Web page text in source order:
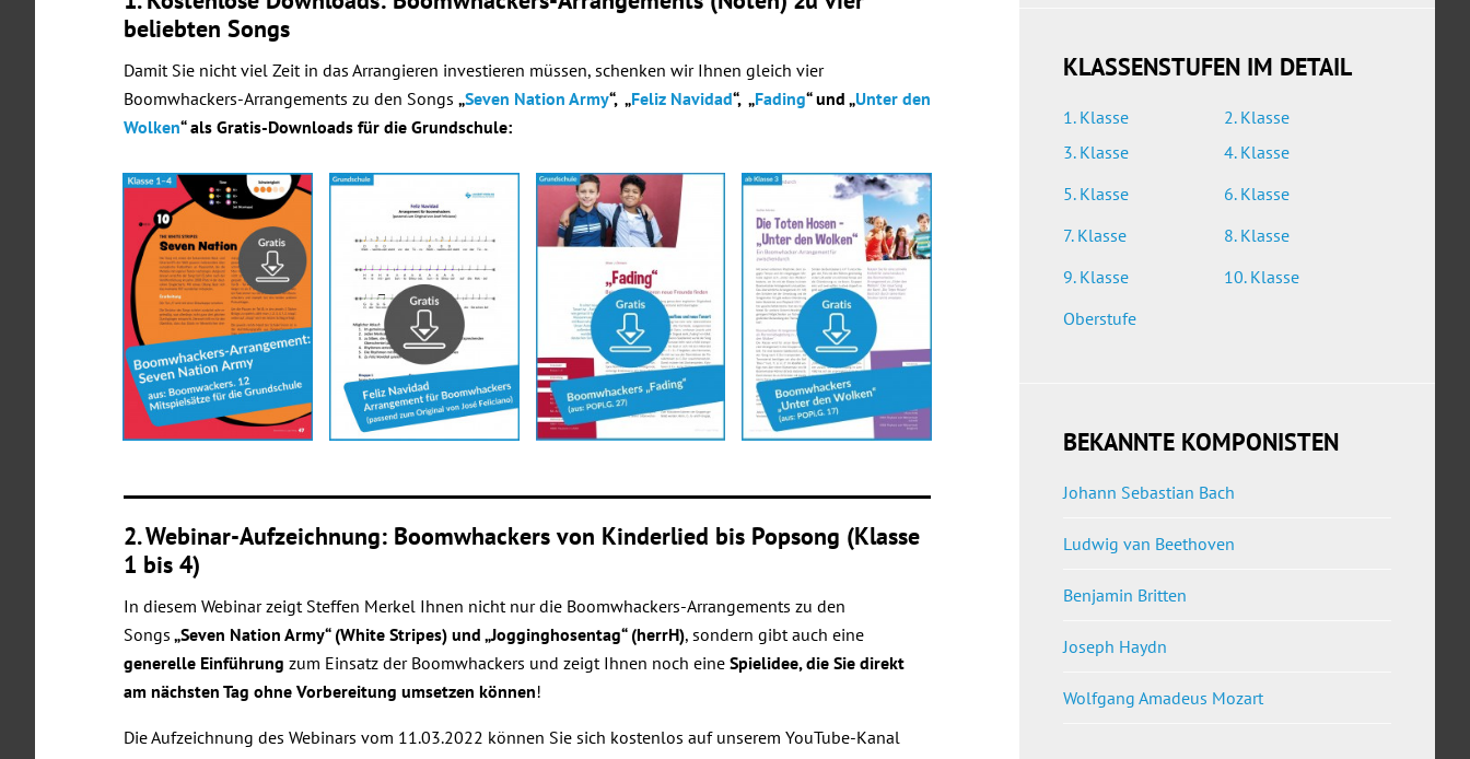
beliebten Songs
Damit Sie nicht viel Zeit in das Arrangieren investieren müssen, schenken wir Ihnen gleich vier
Boomwhackers-Arrangements zu den Songs „Seven Nation Army“, „Feliz Navidad“, „Fading“ und „Unter den
Wolken“ als Gratis-Downloads für die Grundschule:
2. Webinar-Aufzeichnung: Boomwhackers von Kinderlied bis Popsong (Klasse
1 bis 4)
In diesem Webinar zeigt Steffen Merkel Ihnen nicht nur die Boomwhackers-Arrangements zu den
Songs „Seven Nation Army“ (White Stripes) und „Jogginghosentag“ (herrH), sondern gibt auch eine
generelle Einführung zum Einsatz der Boomwhackers und zeigt Ihnen noch eine Spielidee, die Sie direkt
am nächsten Tag ohne Vorbereitung umsetzen können!
Die Aufzeichnung des Webinars vom 11.03.2022 können Sie sich kostenlos auf unserem YouTube-Kanal
KLASSENSTUFEN IM DETAIL
1. Klasse
2. Klasse
3. Klasse
4. Klasse
5. Klasse
6. Klasse
7. Klasse
8. Klasse
9. Klasse
10. Klasse
Oberstufe
BEKANNTE KOMPONISTEN
Johann Sebastian Bach
Ludwig van Beethoven
Benjamin Britten
Joseph Haydn
Wolfgang Amadeus Mozart